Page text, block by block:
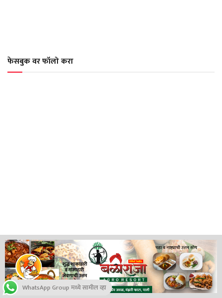
फेसबुक वर फॉलो करा
WhatsApp Group मध्ये सामील व्हा